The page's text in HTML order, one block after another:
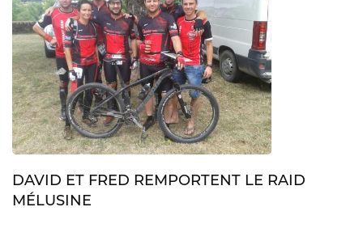
DAVID ET FRED REMPORTENT LE RAID
MÉLUSINE